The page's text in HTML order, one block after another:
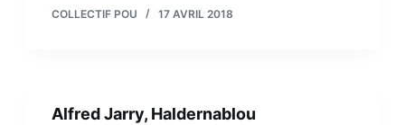
COLLECTIF POU 17 AVRIL 2018
Alfred Jarry, Haldernablou